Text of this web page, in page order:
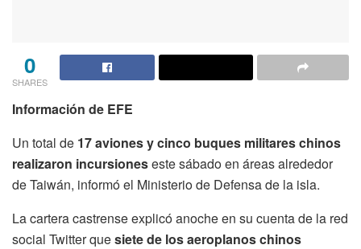
0
SHARES
Información de EFE
Un total de 17 aviones y cinco buques militares chinos
realizaron incursioneseste sábado en áreas alrededor
de Taiwán, informó el Ministerio de Defensa de la isla.
La cartera castrense explicó anoche en su cuenta de la red
social Twitter quesiete de los aeroplanos chinos